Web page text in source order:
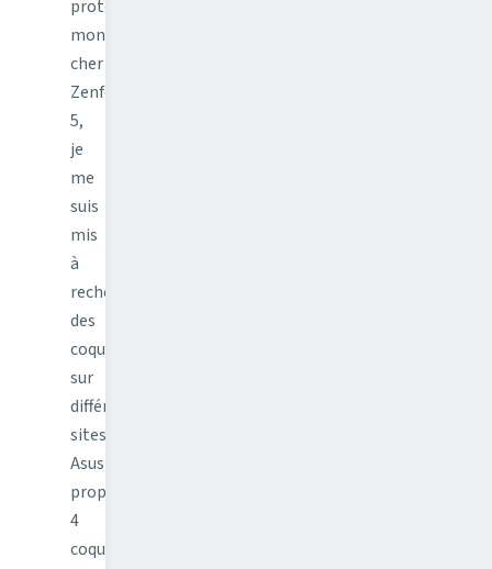
protéger
mon
cher
Zenfone
5,
je
me
suis
mis
à
rechercher
des
coques
sur
différents
sites.
Asus
propose
4
coques